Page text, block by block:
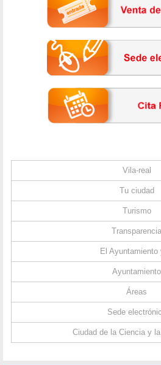
Vila-real
Tu ciudad
Turismo
Transparencia
El Ayuntamiento
Ayuntamiento
Áreas
Sede
Ciudad de la Ciencia y